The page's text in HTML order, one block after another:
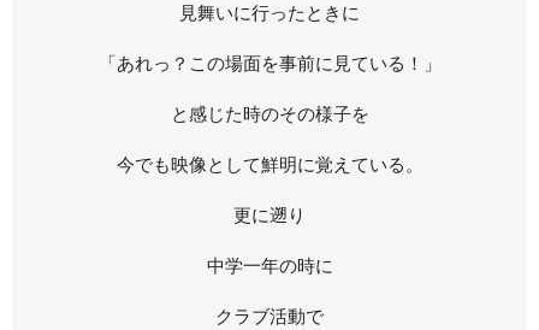
見舞いに行ったときに
「あれっ？この場面を事前に見ている！」
と感じた時のその様子を
今でも映像として鮮明に覚えている。
更に遡り
中学一年の時に
クラブ活動で